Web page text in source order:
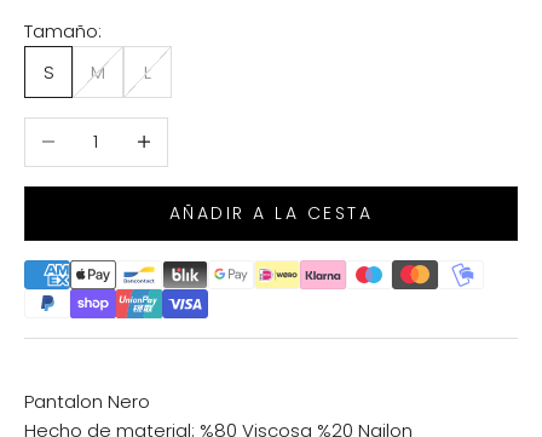
Tamaño:
S
M L
Reducir cantidadAumentar cantidad
AÑADIR A LA CESTA
Pantalon Nero
Hecho de material: %80 Viscosa %20 Nailon